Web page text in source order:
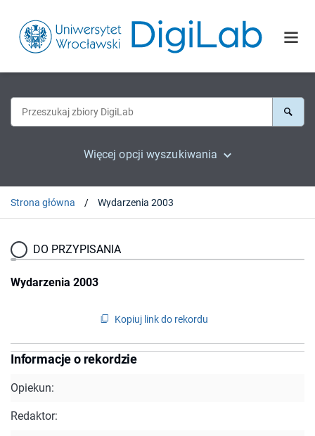
Więcej opcji wyszukiwania
Strona główna Wydarzenia 2003
DO PRZYPISANIA
Wydarzenia 2003
Kopiuj link do rekordu
Informacje o rekordzie
Opiekun:
Redaktor: